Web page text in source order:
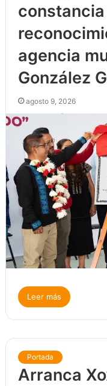
agencia
González
agosto 9, 2026
Leer más
Portada
Arranca